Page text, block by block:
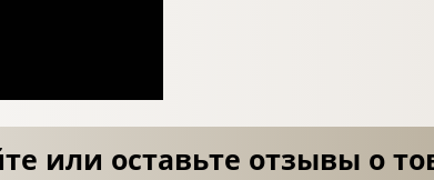
или оставьте отзывы о